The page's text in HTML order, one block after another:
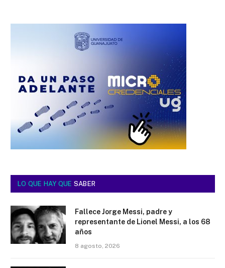
LO QUE HAY QUE SABER
Fallece Jorge Messi, padre y
representante de Lionel Messi, a los 68
años
8 agosto, 2026